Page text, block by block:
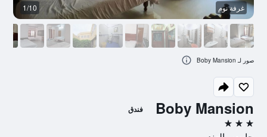
Boby Mansion فندق
3 نجوم
غرفة نوم 1/10
صور لـ Boby Mansion